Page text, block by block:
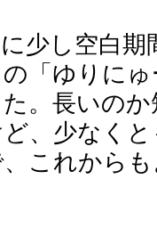
少し空白期
「ゆりに
。長いの
、少なく
これから